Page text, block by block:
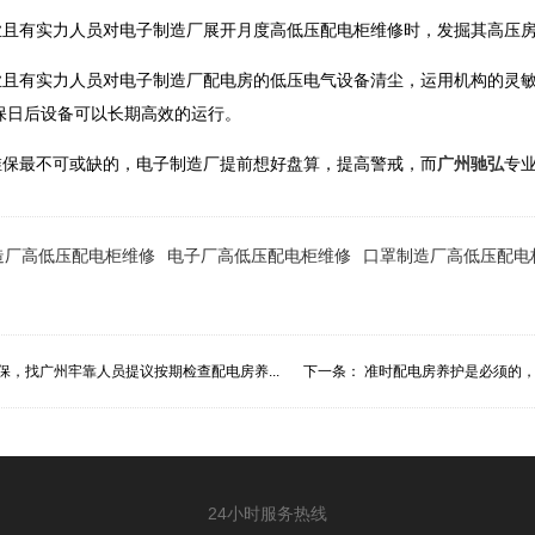
有实力人员对电子制造厂展开月度高低压配电柜维修时，发掘其高压
有实力人员对电子制造厂配电房的低压电气设备清尘，运用机构的灵
后设备可以长期高效的运行。
最不可或缺的，电子制造厂提前想好盘算，提高警戒，而广州驰弘专
厂高低压配电柜维修 电子厂高低压配电柜维修 口罩制造厂高低压配电
，找广州牢靠人员提议按期检查配电房养... 下一条： 准时配电房养护是必须的
24小时服务热线